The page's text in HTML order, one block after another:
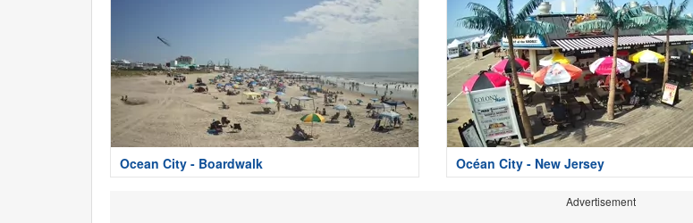
Ocean City - Boardwalk Océan City - New Jersey
Advertisement